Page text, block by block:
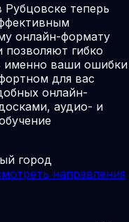
теперь
онлайн-формату
гибко
именно ваши ошибки
для вас
онлайн-
аудио- и
город
направления